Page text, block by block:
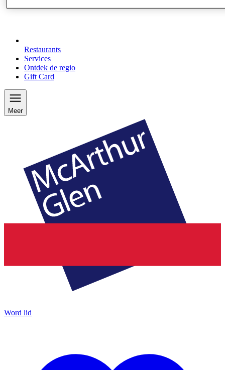
Restaurants
Services
Ontdek de regio
Gift Card
Meer
Word lid